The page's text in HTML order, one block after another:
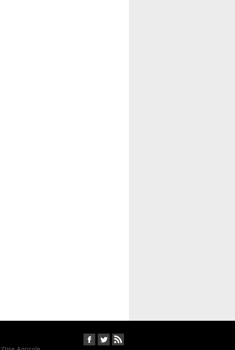
Suivez-nous sur Facebook
Suivez-nous sur Twitter